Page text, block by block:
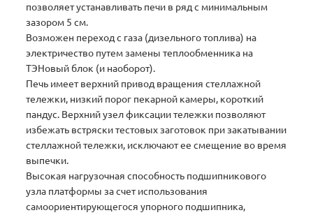
позволяет устанавливать печи в ряд с минимальным
зазором 5 см.
Возможен переход с газа (дизельного топлива) на
электричество путем замены теплообменника на
ТЭНовый блок (и наоборот).
Печь имеет верхний привод вращения стеллажной
тележки, низкий порог пекарной камеры, короткий
пандус. Верхний узел фиксации тележки позволяют
избежать встряски тестовых заготовок при закатывании
стеллажной тележки, исключают ее смещение во время
выпечки.
Высокая нагрузочная способность подшипникового
узла платформы за счет использования
самоориентирующегося упорного подшипника,